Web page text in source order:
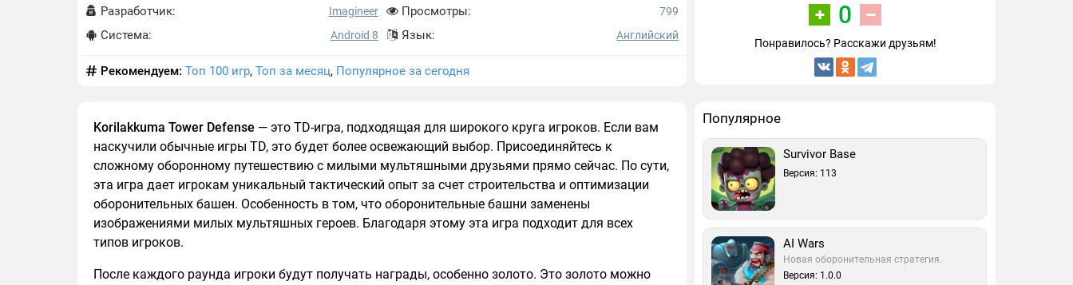
Разработчик: Imagineer
Система: Android 8
Просмотры: 799
Язык: Английский
Рекомендуем: Топ 100 игр, Топ за месяц, Популярное за сегодня
0
Понравилось? Расскажи друзьям!
Korilakkuma Tower Defense — это TD-игра, подходящая для широкого круга игроков. Если вам
наскучили обычные игры TD, это будет более освежающий выбор. Присоединяйтесь к
сложному оборонному путешествию с милыми мультяшными друзьями прямо сейчас. По сути,
эта игра дает игрокам уникальный тактический опыт за счет строительства и оптимизации
оборонительных башен. Особенность в том, что оборонительные башни заменены
изображениями милых мультяшных героев. Благодаря этому эта игра подходит для всех
типов игроков.
После каждого раунда игроки будут получать награды, особенно золото. Это золото можно
Популярное
Survivor Base
Версия: 113
AI Wars
Новая оборонительная стратегия.
Версия: 1.0.0